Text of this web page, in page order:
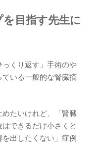
目指す先生に
くり返す」手術のや
ている一般的な腎臓摘
たいけれど、「腎臓
できるだけ小さくと
出したくない」症例